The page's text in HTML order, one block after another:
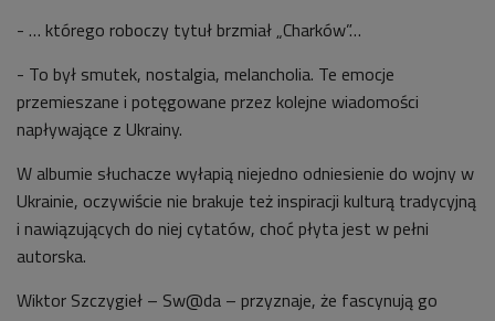
- … którego roboczy tytuł brzmiał „Charków”…
- To był smutek, nostalgia, melancholia. Te emocje
przemieszane i potęgowane przez kolejne wiadomości
napływające z Ukrainy.
W albumie słuchacze wyłapią niejedno odniesienie do wojny w
Ukrainie, oczywiście nie brakuje też inspiracji kulturą tradycyjną
i nawiązujących do niej cytatów, choć płyta jest w pełni
autorska.
Wiktor Szczygieł – Sw@da – przyznaje, że fascynują go